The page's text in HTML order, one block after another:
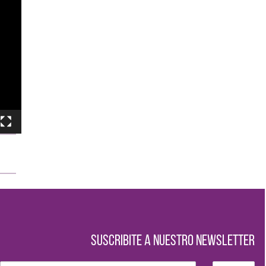
SUSCRIBITE A NUESTRO NEWSLETTER